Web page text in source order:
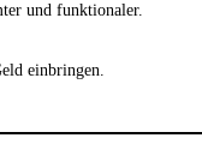
und funktionaler.
einbringen.